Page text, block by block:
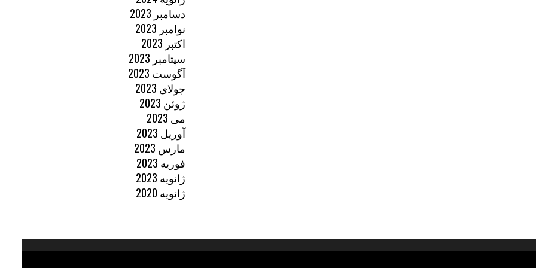
دسامبر 2023
نوامبر 2023
اکتبر 2023
سپتامبر 2023
آگوست 2023
جولای 2023
ژوئن 2023
می 2023
آوریل 2023
مارس 2023
فوریه 2023
ژانویه 2023
ژانویه 2020